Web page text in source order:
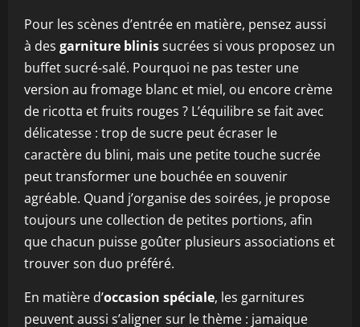
Pour les scènes d’entrée en matière, pensez aussi
à des garniture blinissucrées si vous proposez un
buffet sucré‑salé. Pourquoi ne pas tester une
version au fromage blanc et miel, ou encore crème
de ricotta et fruits rouges ? L’équilibre se fait avec
délicatesse : trop de sucre peut écraser le
caractère du blini, mais une petite touche sucrée
peut transformer une bouchée en souvenir
agréable. Quand j’organise des soirées, je propose
toujours une collection de petites portions, afin
que chacun puisse goûter plusieurs associations et
trouver son duo préféré.
En matière d’occasion spéciale, les garnitures
peuvent aussi s’aligner sur le thème : jamaique